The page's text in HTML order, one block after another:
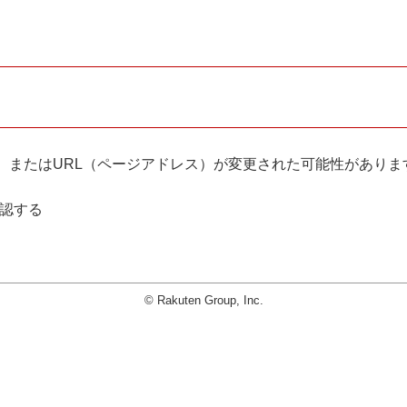
たはURL（ページアドレス）が変更された可能性がありま
する
© Rakuten Group, Inc.